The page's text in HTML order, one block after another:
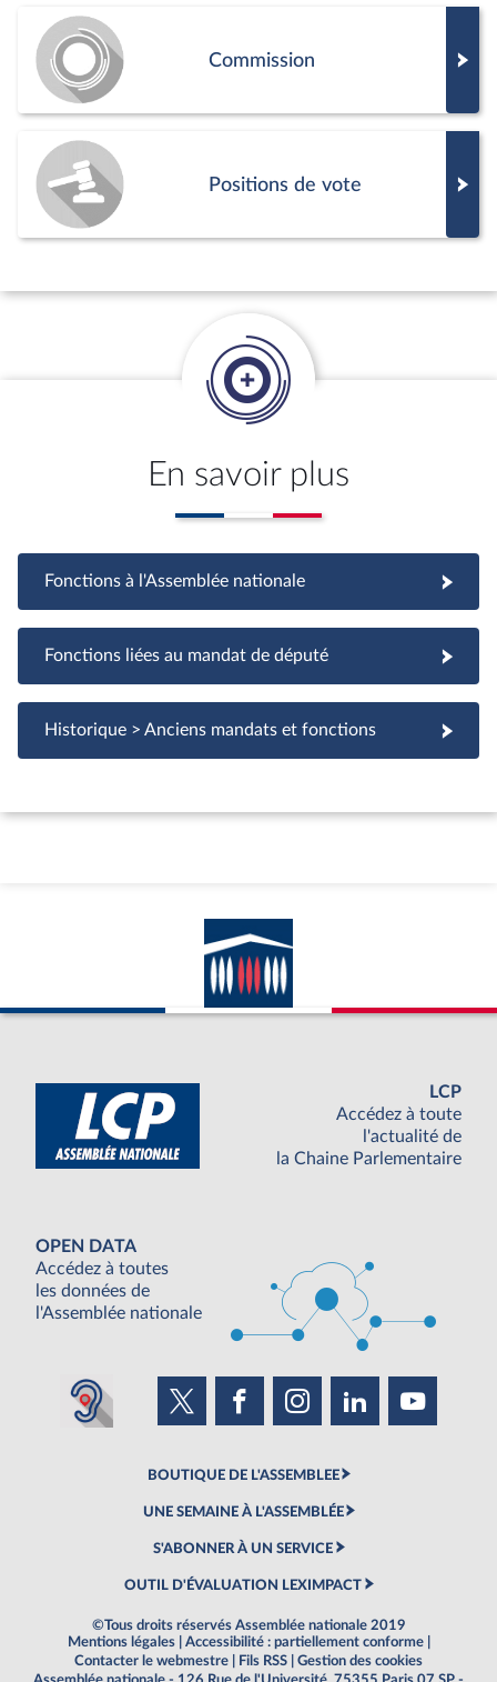
Commission
Positions de vote
En savoir plus
Fonctions à l'Assemblée nationale
Fonctions à l'Assemblée nationale
Fonctions liées au mandat de député
Fonctions liées au mandat de député
Historique > Anciens mandats et fonctions
LCP
Accédez à toute
l'actualité de
la Chaine Parlementaire
OPEN DATA
Accédez à toutes
les données de
l'Assemblée nationale
BOUTIQUE DE L'ASSEMBLEE
UNE SEMAINE À L'ASSEMBLÉE
S'ABONNER À UN SERVICE
OUTIL D'ÉVALUATION LEXIMPACT
©Tous droits réservés Assemblée nationale 2019
Mentions légales
Accessibilité : partiellement conforme
Contacter le webmestre
Fils RSS
Gestion des cookies